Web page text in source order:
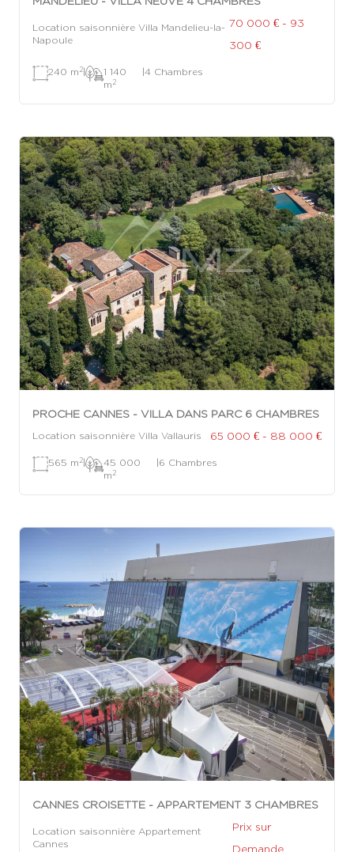
Location saisonnière Villa Mandelieu-la-
Napoule
70 000 € - 93
300 €
240 m 2|
1 140
m 2
|4 Chambres
PROCHE CANNES - VILLA DANS PARC 6 CHAMBRES
Location saisonnière Villa Vallauris 65 000 € - 88 000 €
565 m 2|
45 000
m 2
|6 Chambres
CANNES CROISETTE - APPARTEMENT 3 CHAMBRES
Location saisonnière Appartement
Cannes
Prix sur
Demande